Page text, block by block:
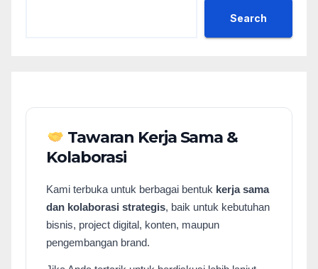
Search
Tawaran Kerja Sama &
Kolaborasi
Kami terbuka untuk berbagai bentuk kerja sama
dan kolaborasi strategis, baik untuk kebutuhan
bisnis, project digital, konten, maupun
pengembangan brand.